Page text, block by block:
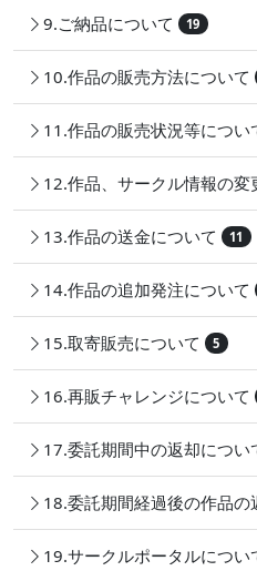
9.ご納品について 19
10.作品の販売方法について
11.作品の販売状況等につい
12.作品、サークル情報の変
13.作品の送金について 11
14.作品の追加発注について
15.取寄販売について 5
16.再販チャレンジについて
17.委託期間中の返却につい
18.委託期間経過後の作品の
19.サークルポータルについ